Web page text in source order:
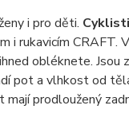
i pro děti.
i rukavicím CRAFT.
obléknete. Jsou
pot a vlhkost od
prodloužený